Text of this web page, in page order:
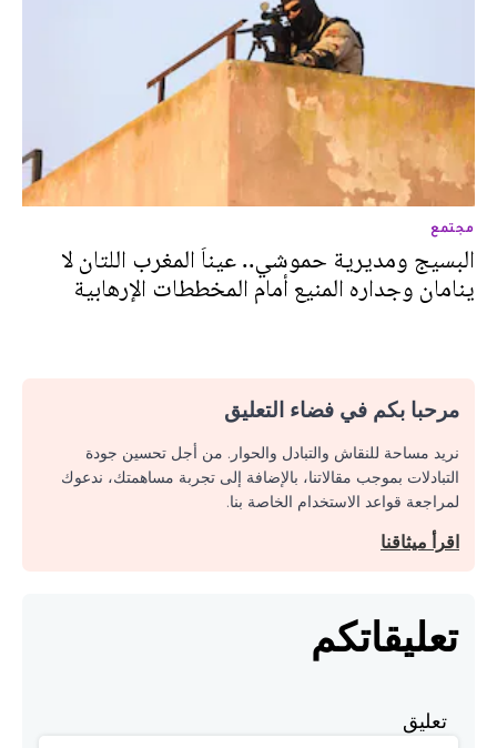
مجتمع
البسيج ومديرية حموشي.. عيناَ المغرب اللتان لا
ينامان وجداره المنيع أمام المخططات الإرهابية
مرحبا بكم في فضاء التعليق
نريد مساحة للنقاش والتبادل والحوار. من أجل تحسين جودة
التبادلات بموجب مقالاتنا، بالإضافة إلى تجربة مساهمتك، ندعوك
لمراجعة قواعد الاستخدام الخاصة بنا.
اقرأ ميثاقنا
تعليقاتكم
تعليق